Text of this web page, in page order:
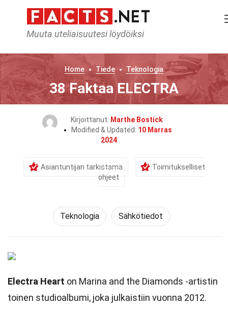
Muuta uteliaisuutesi löydöiksi
Home Tiede Teknologia
38 Faktaa ELECTRA
Kirjoittanut: Marthe Bostick
Modified & Updated: 10 Marras
2024
Asiantuntijan tarkistama
Toimitukselliset
ohjeet
Teknologia Sähkötiedot
Electra Heart on Marina and the Diamonds -artistin
toinen studioalbumi, joka julkaistiin vuonna 2012.